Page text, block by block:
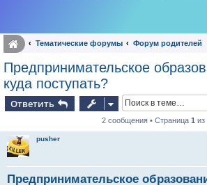
Тематические форумы Форум родителей
Предпринимательское
куда поступать?
Ответить
2 сообщения • Страница 1 из
pusher
Предпринимательское